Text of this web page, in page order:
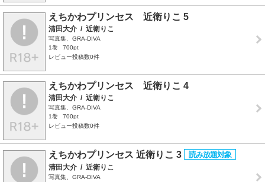
えちかわプリンセス 近衛りこ 5
清田大介 / 近衛りこ
写真集、GRA-DIVA
1巻
700pt
レビュー投稿数0件
えちかわプリンセス 近衛りこ 4
清田大介 / 近衛りこ
写真集、GRA-DIVA
1巻
700pt
レビュー投稿数0件
えちかわプリンセス 近衛りこ 3
清田大介 / 近衛りこ
写真集、GRA-DIVA